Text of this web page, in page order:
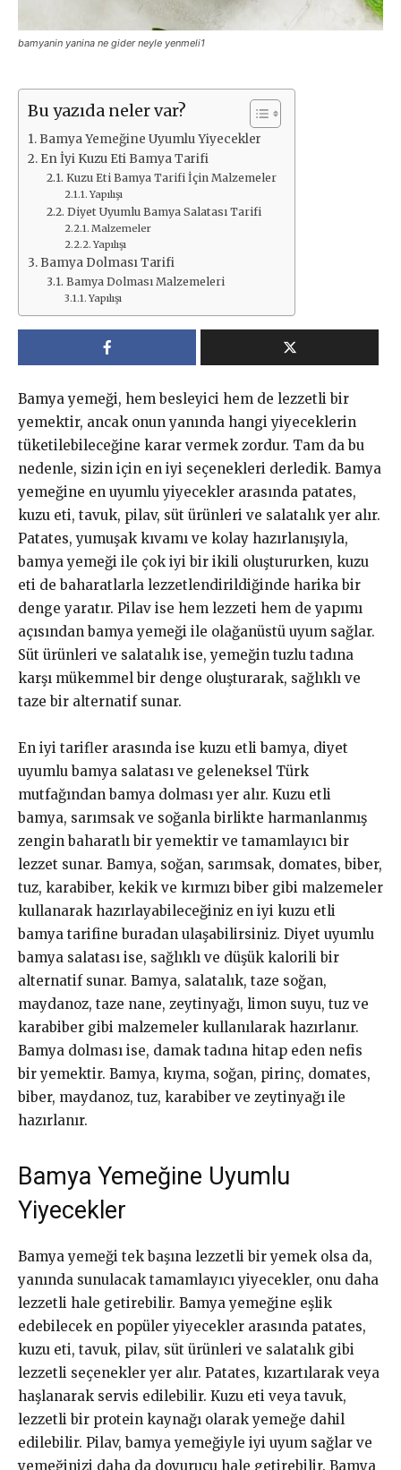
bamyanin yanina ne gider neyle yenmeli1
Bu yazıda neler var?
Bamya Yemeğine Uyumlu Yiyecekler
En İyi Kuzu Eti Bamya Tarifi
Kuzu Eti Bamya Tarifi İçin Malzemeler
Yapılışı
Diyet Uyumlu Bamya Salatası Tarifi
Malzemeler
Yapılışı
Bamya Dolması Tarifi
Bamya Dolması Malzemeleri
Yapılışı
Bamya yemeği, hem besleyici hem de lezzetli bir
yemektir, ancak onun yanında hangi yiyeceklerin
tüketilebileceğine karar vermek zordur. Tam da bu
nedenle, sizin için en iyi seçenekleri derledik. Bamya
yemeğine en uyumlu yiyecekler arasında patates,
kuzu eti, tavuk, pilav, süt ürünleri ve salatalık yer alır.
Patates, yumuşak kıvamı ve kolay hazırlanışıyla,
bamya yemeği ile çok iyi bir ikili oluştururken, kuzu
eti de baharatlarla lezzetlendirildiğinde harika bir
denge yaratır. Pilav ise hem lezzeti hem de yapımı
açısından bamya yemeği ile olağanüstü uyum sağlar.
Süt ürünleri ve salatalık ise, yemeğin tuzlu tadına
karşı mükemmel bir denge oluşturarak, sağlıklı ve
taze bir alternatif sunar.
En iyi tarifler arasında ise kuzu etli bamya, diyet
uyumlu bamya salatası ve geleneksel Türk
mutfağından bamya dolması yer alır. Kuzu etli
bamya, sarımsak ve soğanla birlikte harmanlanmış
zengin baharatlı bir yemektir ve tamamlayıcı bir
lezzet sunar. Bamya, soğan, sarımsak, domates, biber,
tuz, karabiber, kekik ve kırmızı biber gibi malzemeler
kullanarak hazırlayabileceğiniz en iyi kuzu etli
bamya tarifine buradan ulaşabilirsiniz. Diyet uyumlu
bamya salatası ise, sağlıklı ve düşük kalorili bir
alternatif sunar. Bamya, salatalık, taze soğan,
maydanoz, taze nane, zeytinyağı, limon suyu, tuz ve
karabiber gibi malzemeler kullanılarak hazırlanır.
Bamya dolması ise, damak tadına hitap eden nefis
bir yemektir. Bamya, kıyma, soğan, pirinç, domates,
biber, maydanoz, tuz, karabiber ve zeytinyağı ile
hazırlanır.
Bamya Yemeğine Uyumlu
Yiyecekler
Bamya yemeği tek başına lezzetli bir yemek olsa da,
yanında sunulacak tamamlayıcı yiyecekler, onu daha
lezzetli hale getirebilir. Bamya yemeğine eşlik
edebilecek en popüler yiyecekler arasında patates,
kuzu eti, tavuk, pilav, süt ürünleri ve salatalık gibi
lezzetli seçenekler yer alır. Patates, kızartılarak veya
haşlanarak servis edilebilir. Kuzu eti veya tavuk,
lezzetli bir protein kaynağı olarak yemeğe dahil
edilebilir. Pilav, bamya yemeğiyle iyi uyum sağlar ve
yemeğinizi daha da doyurucu hale getirebilir. Bamya